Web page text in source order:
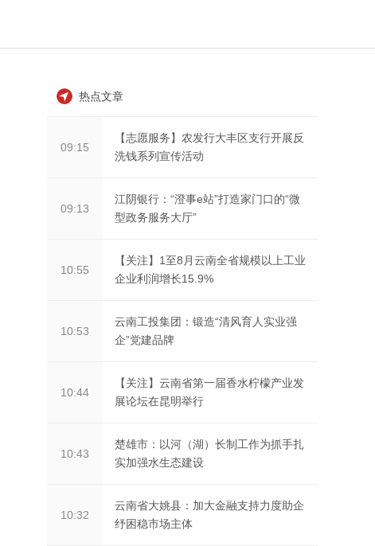
热点文章
09:15
【志愿服务】农发行大丰区支行开展反
洗钱系列宣传活动
09:13
江阴银行：“澄事e站”打造家门口的“微
型政务服务大厅”
10:55
【关注】1至8月云南全省规模以上工业
企业利润增长15.9%
10:53
云南工投集团：锻造“清风育人实业强
企”党建品牌
10:44
【关注】云南省第一届香水柠檬产业发
展论坛在昆明举行
10:43
楚雄市：以河（湖）长制工作为抓手扎
实加强水生态建设
10:32
云南省大姚县：加大金融支持力度助企
纾困稳市场主体